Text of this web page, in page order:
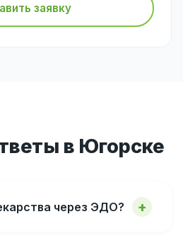
заявку
в Югорске
через ЭДО?